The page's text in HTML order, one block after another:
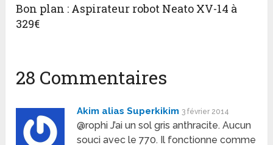
Bon plan : Aspirateur robot Neato XV-14 à
329€
28 Commentaires
Akim alias Superkikim 3 février 2014
@rophi J’ai un sol gris anthracite. Aucun
souci avec le 770. Il fonctionne comme